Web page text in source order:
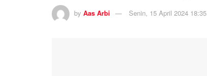
by Aas Arbi Senin, 15 April 2024 18:35